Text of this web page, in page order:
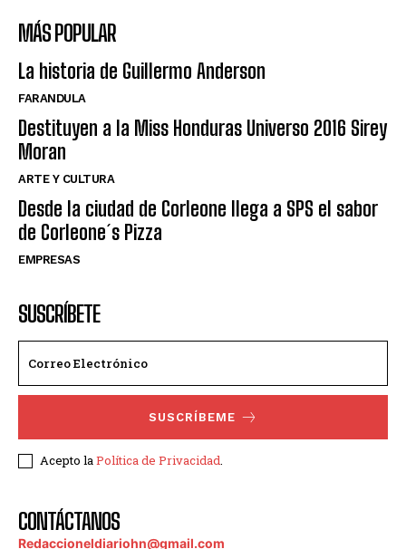
MÁS POPULAR
La historia de Guillermo Anderson
FARANDULA
Destituyen a la Miss Honduras Universo 2016 Sirey
Moran
ARTE Y CULTURA
Desde la ciudad de Corleone llega a SPS el sabor
de Corleone´s Pizza
EMPRESAS
SUSCRÍBETE
SUSCRÍBEME
Acepto laPolítica de Privacidad.
CONTÁCTANOS
Redaccioneldiariohn@gmail.com